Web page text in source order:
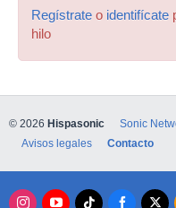
Regístrate o identifícate
hilo
© 2026 Hispasonic Sonic
Avisos legales
Contacto